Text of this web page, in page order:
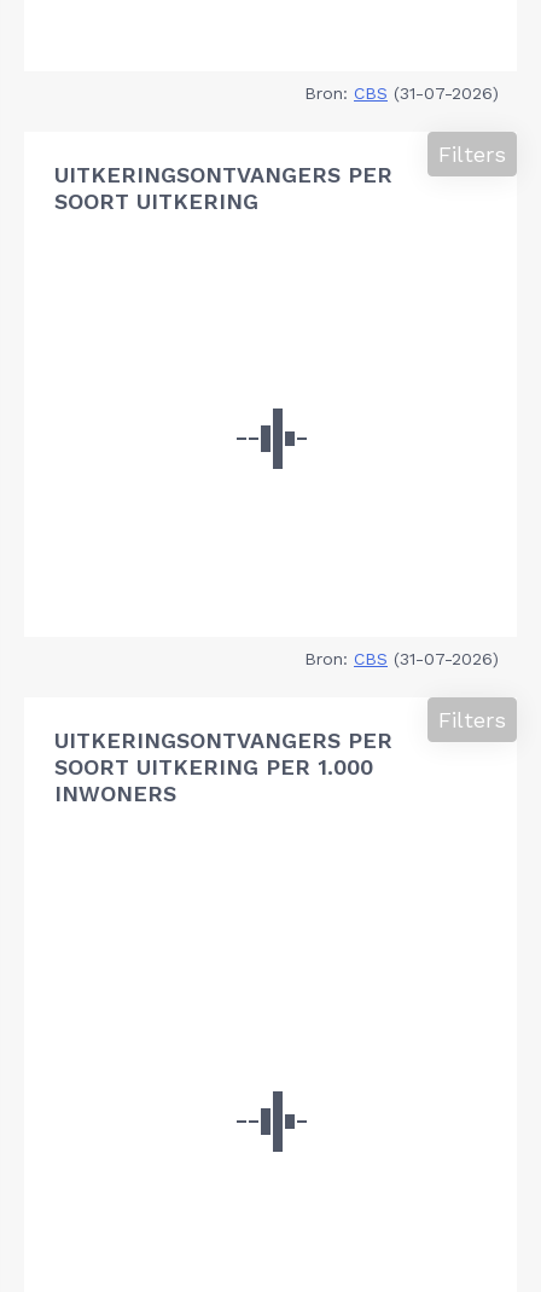
Bron: CBS (31-07-2026)
UITKERINGSONTVANGERS PER
SOORT UITKERING
Filters
Bron: CBS (31-07-2026)
UITKERINGSONTVANGERS PER
SOORT UITKERING PER 1.000
INWONERS
Filters